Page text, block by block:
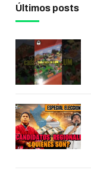
Últimos posts